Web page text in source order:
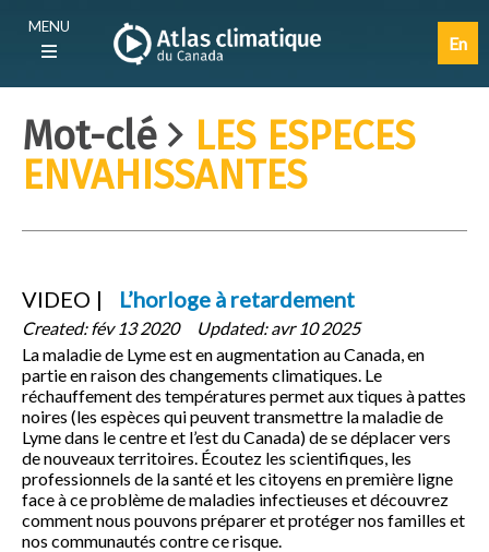
contenu
Main
navigation
MENU
En
Mot-clé
LES ESPECES
ENVAHISSANTES
VIDEO L’horloge à retardement
Created:fév 13 2020 Updated:avr 10 2025
La maladie de Lyme est en augmentation au Canada, en
partie en raison des changements climatiques. Le
réchauffement des températures permet aux tiques à pattes
noires (les espèces qui peuvent transmettre la maladie de
Lyme dans le centre et l’est du Canada) de se déplacer vers
de nouveaux territoires. Écoutez les scientifiques, les
professionnels de la santé et les citoyens en première ligne
face à ce problème de maladies infectieuses et découvrez
comment nous pouvons préparer et protéger nos familles et
nos communautés contre ce risque.